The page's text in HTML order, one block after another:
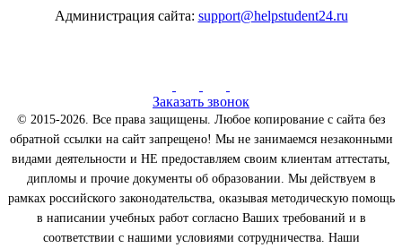
Администрация сайта: support@helpstudent24.ru
Заказать звонок
© 2015-2026. Все права защищены. Любое копирование с сайта без
обратной ссылки на сайт запрещено! Мы не занимаемся незаконными
видами деятельности и НЕ предоставляем своим клиентам аттестаты,
дипломы и прочие документы об образовании. Мы действуем в
рамках российского законодательства, оказывая методическую помощь
в написании учебных работ согласно Ваших требований и в
соответствии с нашими условиями сотрудничества. Наши